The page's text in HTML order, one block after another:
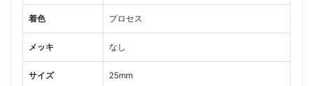
着色 プロセス
メッキ なし
サイズ 25mm